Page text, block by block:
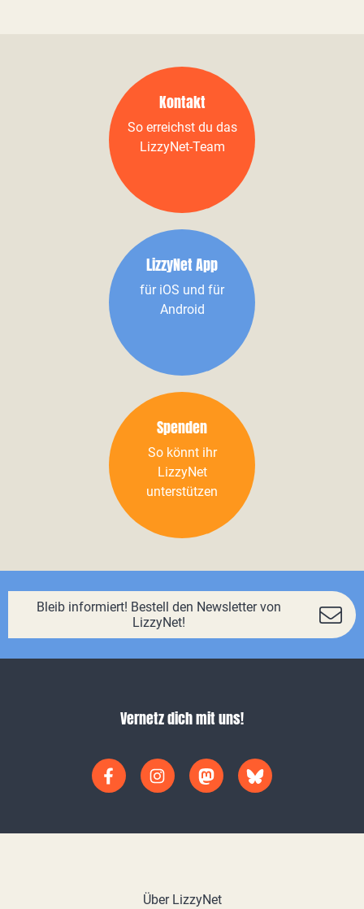
Kontakt
So erreichst du das
LizzyNet-Team
LizzyNet App
für iOS und für
Android
Spenden
So könnt ihr
LizzyNet
unterstützen
Bleib informiert! Bestell den Newsletter von
LizzyNet!
Vernetz dich mit uns!
Über LizzyNet